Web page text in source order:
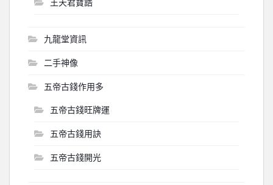
九龍堂資訊
二手神像
五帝古錢作用多
五帝古錢旺牌運
五帝古錢用訣
五帝古錢開光